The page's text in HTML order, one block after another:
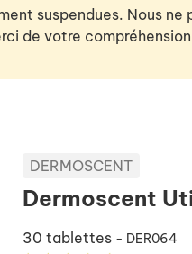
suspendues. Nous
de votre
DERMOSCENT
Dermoscent
30 tablettes - DER064